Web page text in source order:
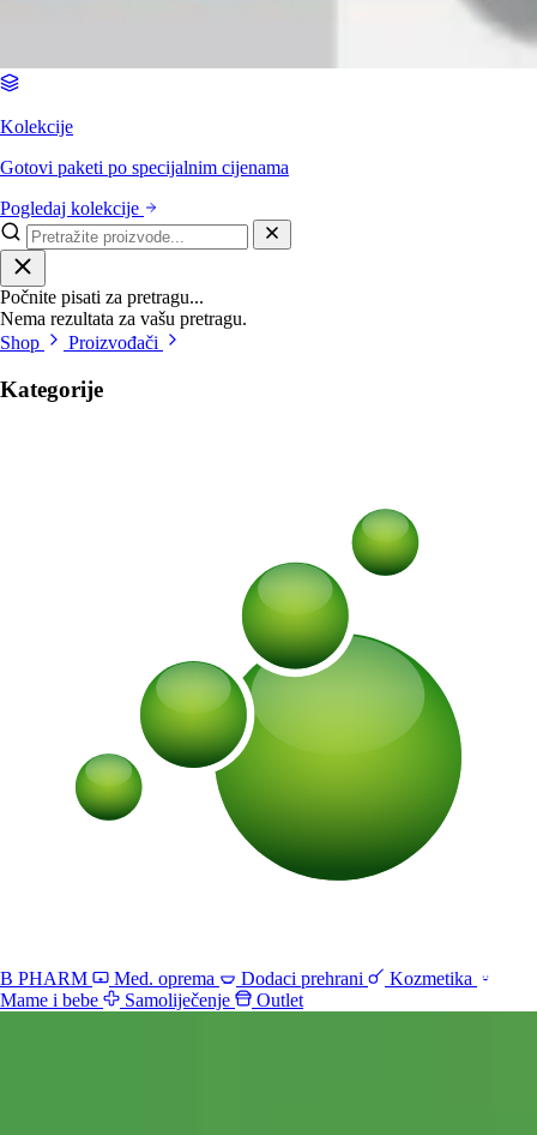
Kolekcije
Gotovi paketi po specijalnim cijenama
Pogledaj kolekcije
Počnite pisati za pretragu...
Nema rezultata za vašu pretragu.
Shop
Proizvođači
Kategorije
B PHARM Med. oprema Dodaci prehrani
Kozmetika
Mame i bebe
Samoliječenje Outlet